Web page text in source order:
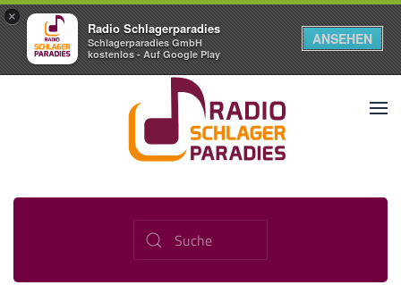
×
Radio Schlagerparadies
Schlagerparadies GmbH
kostenlos - Auf Google Play
ANSEHEN